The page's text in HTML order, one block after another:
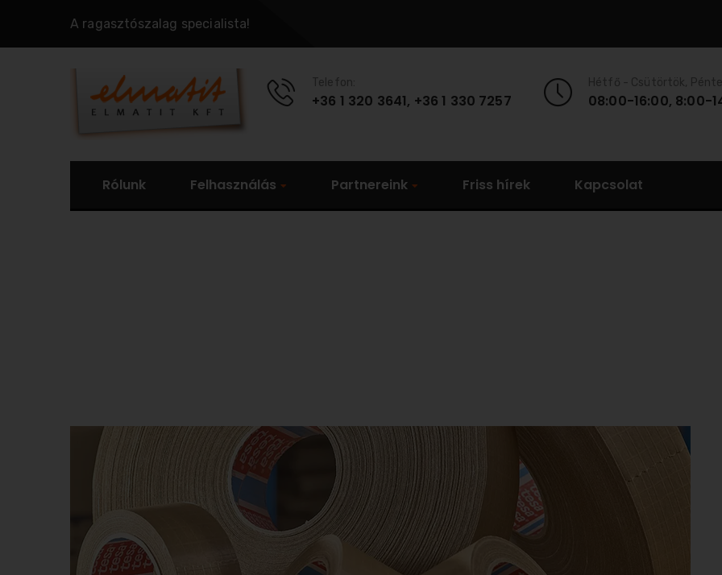
A ragasztószalag specialista!
Telefon:
+36 1 320 3641, +36 1 330 7257
Hétfő - Csütörtök,
08:00-16:00, 8:00-
Rólunk Felhasználás Partnereink Friss hírek Kapcsolat